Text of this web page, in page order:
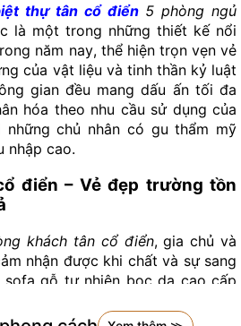
thự tân cổ điển5 phòng ngủ
là một trong những thiết kế nổi
năm nay, thể hiện trọn vẹn vẻ
của vật liệu và tinh thần kỷ luật
gian đều mang dấu ấn tối đa
hóa theo nhu cầu sử dụng của
chủ nhân có gu thẩm mỹ
nhập cao.
điển – Vẻ đẹp trường tồn
khách tân cổ điển, gia chủ và
nhận được khi chất và sự sang
gỗ tự nhiên bọc da cao cấp
đối. Đèn quạt trần kết hợp đèn